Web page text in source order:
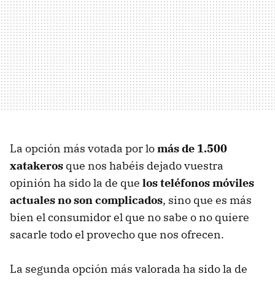
La opción más votada por lomás de 1.500
xatakeros que nos habéis dejado vuestra
opinión ha sido la de que los teléfonos móviles
actuales no son complicados, sino que es más
bien el consumidor el que no sabe o no quiere
sacarle todo el provecho que nos ofrecen.
La segunda opción más valorada ha sido la de